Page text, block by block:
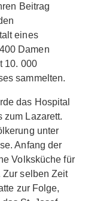
Beitrag
eines
Damen
10. 000
sammelten.
das Hospital
zum Lazarett.
unter
Anfang der
Volksküche für
Zur selben Zeit
zur Folge,